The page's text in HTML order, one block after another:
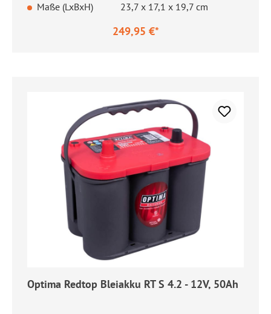
Maße (LxBxH)
23,7 x 17,1 x 19,7 cm
249,95 €*
Optima Redtop Bleiakku RT S 4.2 - 12V, 50Ah